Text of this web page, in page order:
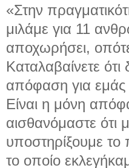
«Στην
μιλάμε για 11
αποχωρήσει,
Καταλαβαίνετε ότι
απόφαση για
Είναι η μόνη
αισθανόμαστε ότι
υποστηρίξουμε το
το οποίο